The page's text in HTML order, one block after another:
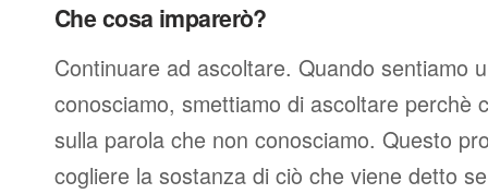
Che cosa imparerò?
Continuare ad ascoltare. Quando sentiamo
conosciamo, smettiamo di ascoltare perchè
sulla parola che non conosciamo. Questo
cogliere la sostanza di ciò che viene detto